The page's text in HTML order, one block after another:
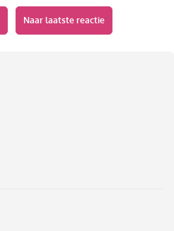
Naar laatste reactie